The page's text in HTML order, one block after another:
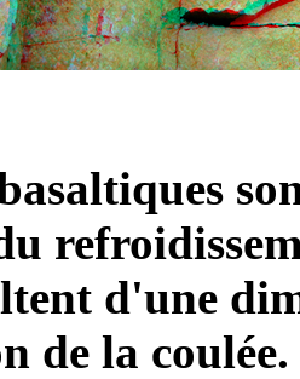
d'une
de la